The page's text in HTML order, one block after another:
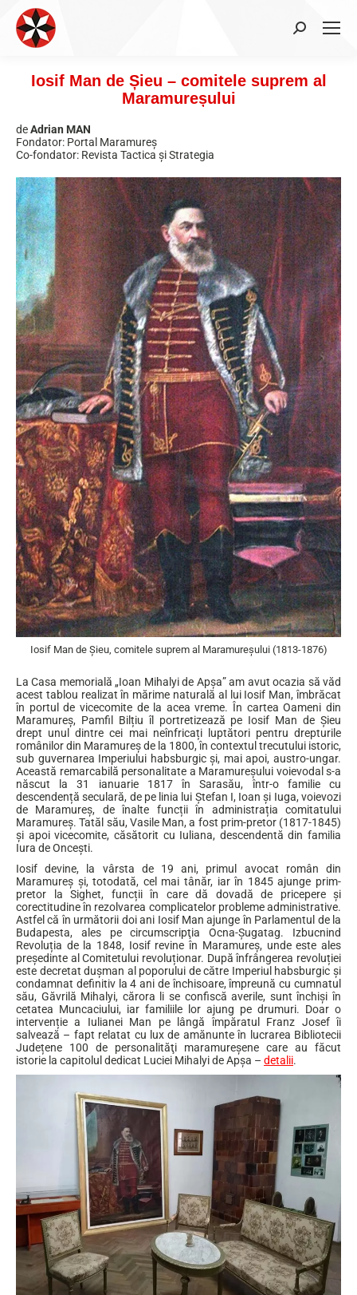
Search:
Iosif Man de Șieu – comitele suprem al
Maramureșului
deAdrian MAN
Fondator: Portal Maramureș
Co-fondator: Revista Tactica și Strategia
Iosif Man de Șieu, comitele suprem al Maramureșului (1813-1876)
La Casa memorială „Ioan Mihalyi de Apşa” am avut ocazia să văd
acest tablou realizat în mărime naturală al lui Iosif Man, îmbrăcat
în portul de vicecomite de la acea vreme. În cartea Oameni din
Maramureș, Pamfil Bilțiu îl portretizează pe Iosif Man de Șieu
drept unul dintre cei mai neînfricați luptători pentru drepturile
românilor din Maramureș de la 1800, în contextul trecutului istoric,
sub guvernarea Imperiului habsburgic și, mai apoi, austro-ungar.
Această remarcabilă personalitate a Maramureșului voievodal s-a
născut la 31 ianuarie 1817 în Sarasău, într-o familie cu
descendență seculară, de pe linia lui Ștefan I, Ioan și Iuga, voievozi
de Maramureș, de înalte funcții în administrația comitatului
Maramureș. Tatăl său, Vasile Man, a fost prim-pretor (1817-1845)
și apoi vicecomite, căsătorit cu Iuliana, descendentă din familia
Iura de Oncești.
Iosif devine, la vârsta de 19 ani, primul avocat român din
Maramureș și, totodată, cel mai tânăr, iar în 1845 ajunge prim-
pretor la Sighet, funcții în care dă dovadă de pricepere și
corectitudine în rezolvarea complicatelor probleme administrative.
Astfel că în următorii doi ani Iosif Man ajunge în Parlamentul de la
Budapesta, ales pe circumscripţia Ocna-Șugatag. Izbucnind
Revoluția de la 1848, Iosif revine în Maramureș, unde este ales
președinte al Comitetului revoluționar. După înfrângerea revoluției
este decretat dușman al poporului de către Imperiul habsburgic și
condamnat definitiv la 4 ani de închisoare, împreună cu cumnatul
său, Găvrilă Mihalyi, cărora li se confiscă averile, sunt închişi în
cetatea Muncaciului, iar familiile lor ajung pe drumuri. Doar o
intervenție a Iulianei Man pe lângă împăratul Franz Josef îi
salvează – fapt relatat cu lux de amănunte în lucrarea Bibliotecii
Județene 100 de personalităţi maramureşene care au făcut
istorie la capitolul dedicat Luciei Mihalyi de Apşa – detalii.